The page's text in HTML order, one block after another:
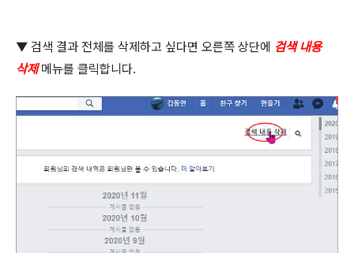
▼ 검색 결과 전체를 삭제하고 싶다면 오른쪽 상단에 검색 내용
삭제 메뉴를 클릭합니다.